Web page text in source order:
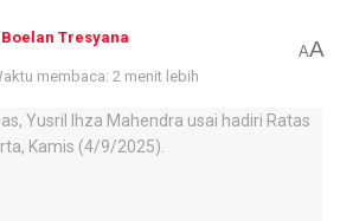
Boelan Tresyana
membaca: 2 menit lebih
AA